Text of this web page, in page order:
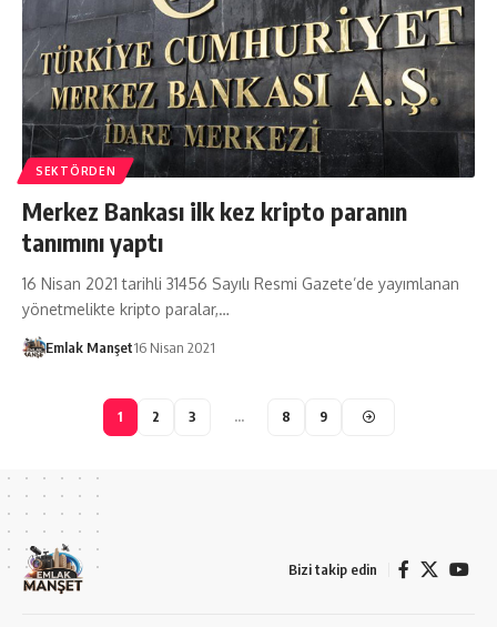
SEKTÖRDEN
Merkez Bankası ilk kez kripto paranın
tanımını yaptı
16 Nisan 2021 tarihli 31456 Sayılı Resmi Gazete’de yayımlanan
yönetmelikte kripto paralar,…
Emlak Manşet16 Nisan 2021
1 2 3 … 8 9
Bizi takip edin